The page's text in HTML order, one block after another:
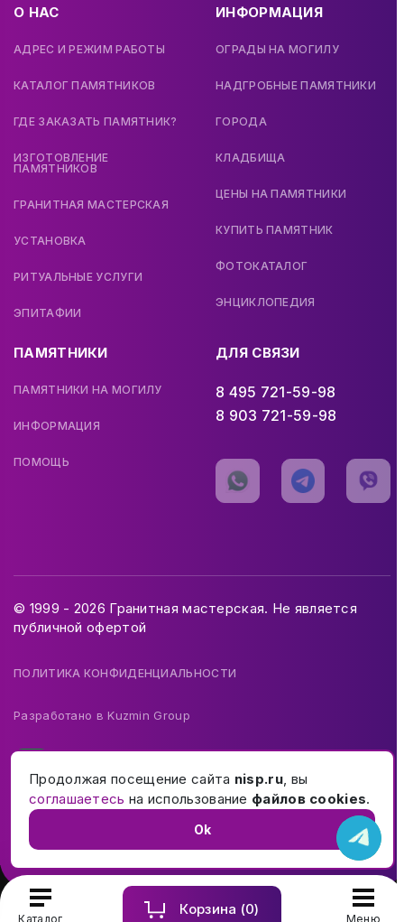
Каталог
Корзина (0)
Меню
О НАС
АДРЕС И РЕЖИМ РАБОТЫ
КАТАЛОГ ПАМЯТНИКОВ
ГДЕ ЗАКАЗАТЬ ПАМЯТНИК?
ИЗГОТОВЛЕНИЕ
ПАМЯТНИКОВ
ГРАНИТНАЯ МАСТЕРСКАЯ
УСТАНОВКА
РИТУАЛЬНЫЕ УСЛУГИ
ЭПИТАФИИ
ИНФОРМАЦИЯ
ОГРАДЫ НА МОГИЛУ
НАДГРОБНЫЕ ПАМЯТНИКИ
ГОРОДА
КЛАДБИЩА
ЦЕНЫ НА ПАМЯТНИКИ
КУПИТЬ ПАМЯТНИК
ФОТОКАТАЛОГ
ЭНЦИКЛОПЕДИЯ
ПАМЯТНИКИ
ПАМЯТНИКИ НА МОГИЛУ
ИНФОРМАЦИЯ
ПОМОЩЬ
ДЛЯ СВЯЗИ
8 495 721-59-98
8 903 721-59-98
© 1999 - 2026 Гранитная мастерская. Не является
публичной офертой
ПОЛИТИКА КОНФИДЕНЦИАЛЬНОСТИ
Разработано вKuzmin Group
Купить и заказать памятник на могилу в Москве и МО
Продолжая посещение сайта nisp.ru, вы
соглашаетесь на использование файлов cookies.
Ok